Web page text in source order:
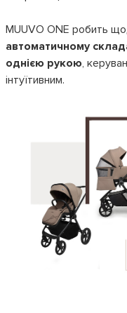
MUUVO ONE робить
автоматичному
однією рукою,
інтуїтивним.